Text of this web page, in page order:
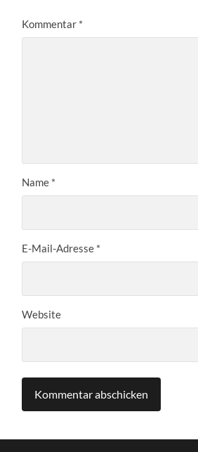
Kommentar *
Name *
E-Mail-Adresse *
Website